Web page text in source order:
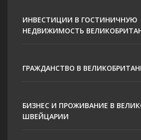
ИНВЕСТИЦИИ В ГОСТИНИЧНУЮ
НЕДВИЖИМОСТЬ
ГРАЖДАНСТВО В
БИЗНЕС И ПРОЖИВАНИЕ В
ШВЕЙЦАРИИ